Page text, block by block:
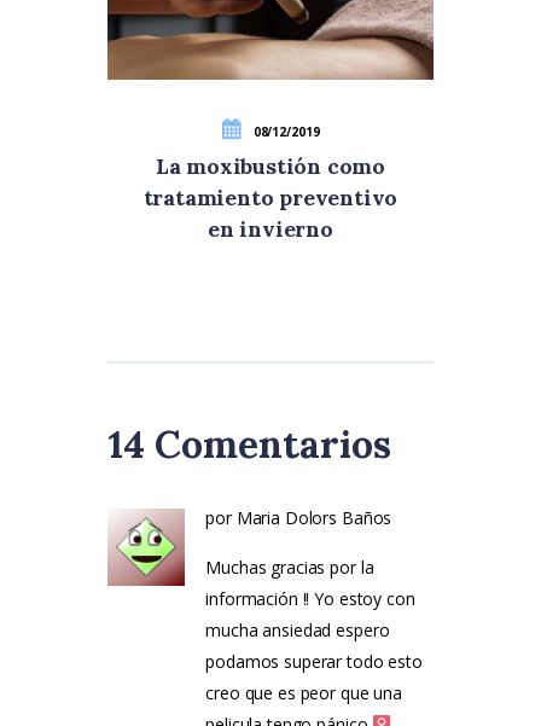
08/12/2019
La moxibustión como
tratamiento preventivo
en invierno
14 Comentarios
por Maria Dolors Baños
Muchas gracias por la
información !! Yo estoy con
mucha ansiedad espero
podamos superar todo esto
creo que es peor que una